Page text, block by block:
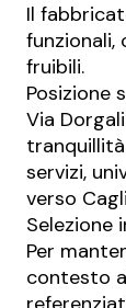
Il
funzionali,
fruibili.
Posizione
Via
servizi,
verso
Selezione
Per
contesto